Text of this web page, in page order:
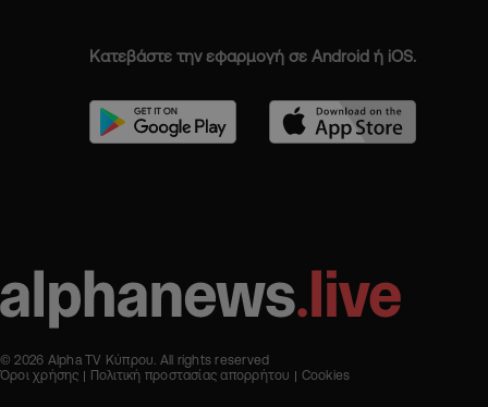
Κατεβάστε την εφαρμογή σε Android ή iOS.
© 2026 Alpha TV Κύπρου. All rights reserved
Όροι χρήσης
Πολιτική προστασίας απορρήτου Cookies